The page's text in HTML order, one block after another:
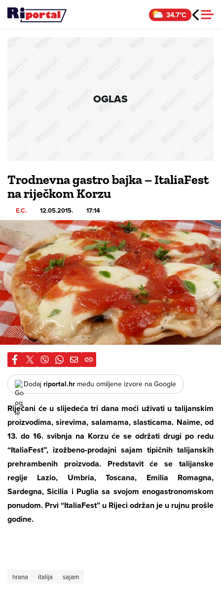
Skip
34.7°C
OGLAS
Trodnevna gastro bajka – ItaliaFest
na riječkom Korzu
E.C. 12.05.2015. 17:14
Dodaj riportal.hr među omiljene izvore na Google
Riječani će u slijedeća tri dana moći uživati u talijanskim
proizvodima, sirevima, salamama, slasticama. Naime, od
13. do 16. svibnja na Korzu će se održati drugi po redu
“ItaliaFest”, izožbeno-prodajni sajam tipičnih talijanskih
prehrambenih proizvoda. Predstavit će se talijanske
regije Lazio, Umbria, Toscana, Emilia Romagna,
Sardegna, Sicilia i Puglia sa svojom enogastronomskom
ponudom. Prvi “ItaliaFest” u Rijeci održan je u rujnu prošle
godine.
hrana italija sajam